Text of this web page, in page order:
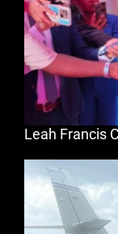
Leah Francis